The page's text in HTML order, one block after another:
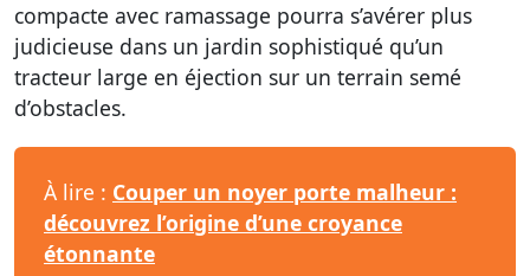
compacte avec ramassage pourra s’avérer plus
judicieuse dans un jardin sophistiqué qu’un
tracteur large en éjection sur un terrain semé
d’obstacles.
À lire : Couper un noyer porte malheur :
découvrez l’origine d’une croyance
étonnante